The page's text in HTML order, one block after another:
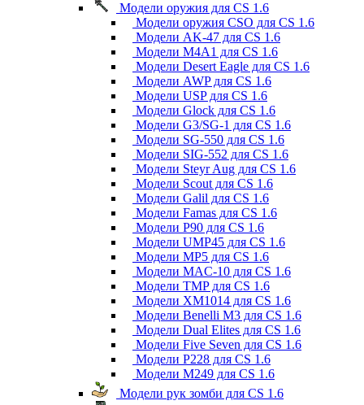
Модели оружия для CS 1.6
Модели оружия CSO для CS 1.6
Модели AK-47 для CS 1.6
Модели M4A1 для CS 1.6
Модели Desert Eagle для CS 1.6
Модели AWP для CS 1.6
Модели USP для CS 1.6
Модели Glock для CS 1.6
Модели G3/SG-1 для CS 1.6
Модели SG-550 для CS 1.6
Модели SIG-552 для CS 1.6
Модели Steyr Aug для CS 1.6
Модели Scout для CS 1.6
Модели Galil для CS 1.6
Модели Famas для CS 1.6
Модели P90 для CS 1.6
Модели UMP45 для CS 1.6
Модели MP5 для CS 1.6
Модели MAC-10 для CS 1.6
Модели TMP для CS 1.6
Модели XM1014 для CS 1.6
Модели Benelli M3 для CS 1.6
Модели Dual Elites для CS 1.6
Модели Five Seven для CS 1.6
Модели P228 для CS 1.6
Модели M249 для CS 1.6
Модели рук зомби для CS 1.6